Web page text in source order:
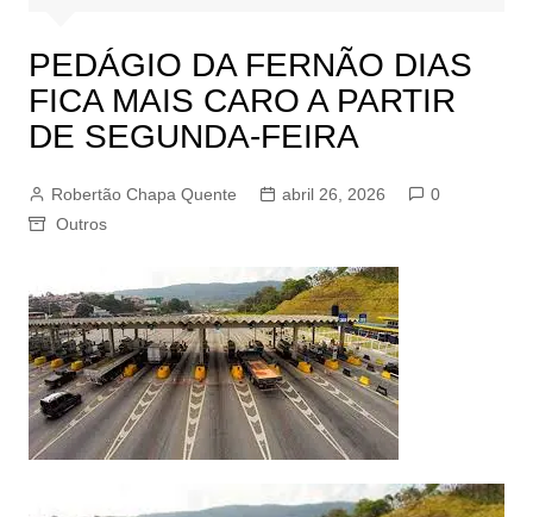
PEDÁGIO DA FERNÃO DIAS
FICA MAIS CARO A PARTIR
DE SEGUNDA-FEIRA
Robertão Chapa Quente abril 26, 2026
0
Outros